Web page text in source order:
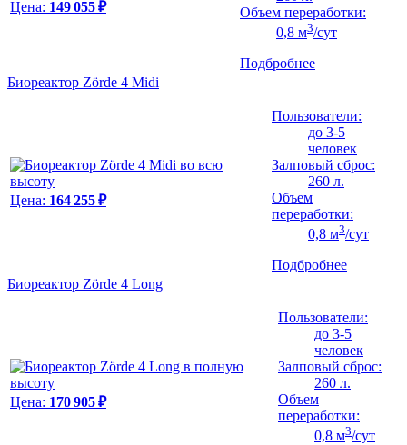
Цена: 149 055 ₽
Объем переработки:
0,8 м3/сут
Подбробнее
Биореактор Zörde 4 Midi
Цена: 164 255 ₽
Пользователи:
до 3-5
человек
Залповый сброс:
260 л.
Объем
переработки:
0,8 м3/сут
Подбробнее
Биореактор Zörde 4 Long
Цена: 170 905 ₽
Пользователи:
до 3-5
человек
Залповый сброс:
260 л.
Объем
переработки:
0,8 м3/сут